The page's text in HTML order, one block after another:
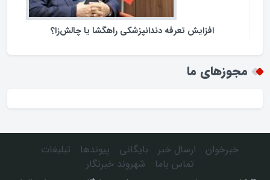
افزایش تعرفه دندانپزشکی راهگشا یا چالش‌زا؟